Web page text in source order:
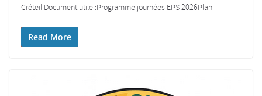
Créteil Document utile :Programme journées EPS 2026Plan
Read More